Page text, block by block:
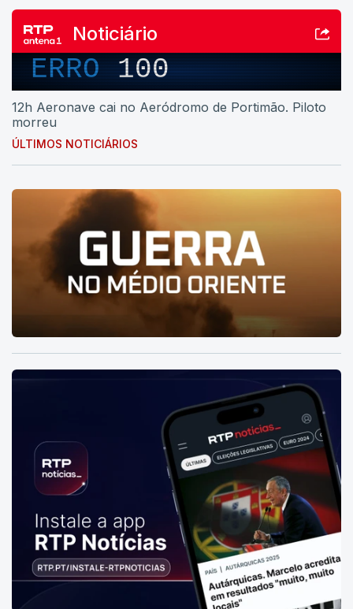
Noticiário
ERRO 100
12h Aeronave cai no Aeródromo de Portimão. Piloto
morreu
ÚLTIMOS NOTICIÁRIOS